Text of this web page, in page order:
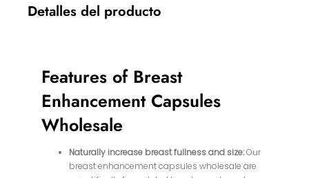
Detalles del producto
Features of Breast
Enhancement Capsules
Wholesale
Naturally increase breast fullness and size:Our
breast enhancement capsules wholesale are